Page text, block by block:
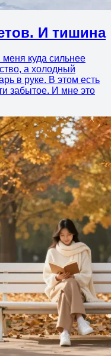
И тишина
куда сильнее
а холодный
в руке. В этом есть
забытое. И мне это